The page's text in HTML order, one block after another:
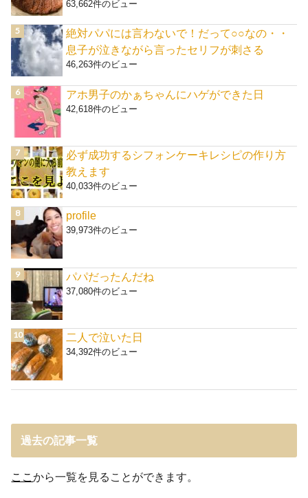
63,662件のビュー
絶対パパには言わないで！だって○○なの・・
息子が泣きながら言ったセリフが刺さる
46,263件のビュー
アホ男子のかぁちゃんにハゲができた日
42,618件のビュー
必ず成功するシフォンケーキレシピの作り方
教えます
40,033件のビュー
profile
39,973件のビュー
パパだったんだね
37,080件のビュー
二人で泣いた日
34,392件のビュー
過去の記事一覧
ここから一覧を見ることができます。